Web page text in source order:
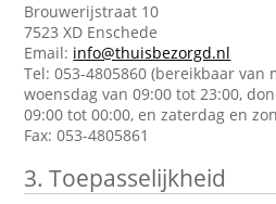
Brouwerijstraat 10
7523 XD Enschede
Email: info@thuisbezorgd.nl
Tel: 053-4805860 (bereikbaar van
woensdag van 09:00 tot 23:00,
09:00 tot 00:00, en zaterdag en
Fax: 053-4805861
3. Toepasselijkheid